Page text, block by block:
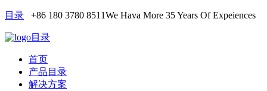
目录 +86 180 3780 8511We Hava More 35 Years Of Expeiences
目录
首页
产品目录
解决方案